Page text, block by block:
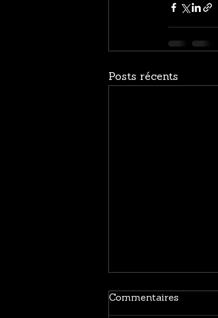
Posts récents
Commentaires